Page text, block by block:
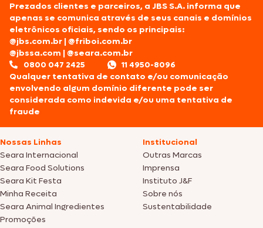
Prezados clientes e parceiros, a JBS S.A. informa que
apenas se comunica através de seus canais e domínios
eletrônicos oficiais, sendo os principais:
@jbs.com.br |@friboi.com.br
@jbssa.com |@seara.com.br
0800 047 2425
11 4950-8096
Qualquer tentativa de contato e/ou comunicação
envolvendo algum domínio diferente pode ser
considerada como indevida e/ou uma tentativa de
fraude
Nossas Linhas
Seara Internacional
Seara Food Solutions
Seara Kit Festa
Minha Receita
Seara Animal Ingredientes
Promoções
Institucional
Outras Marcas
Imprensa
Instituto J&F
Sobre nós
Sustentabilidade